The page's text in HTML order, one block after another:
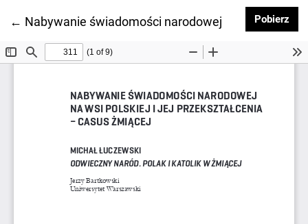
← Wróć do szczegółów artykułu
Nabywanie świadomości narodowej na wsi polskiej
Pobierz